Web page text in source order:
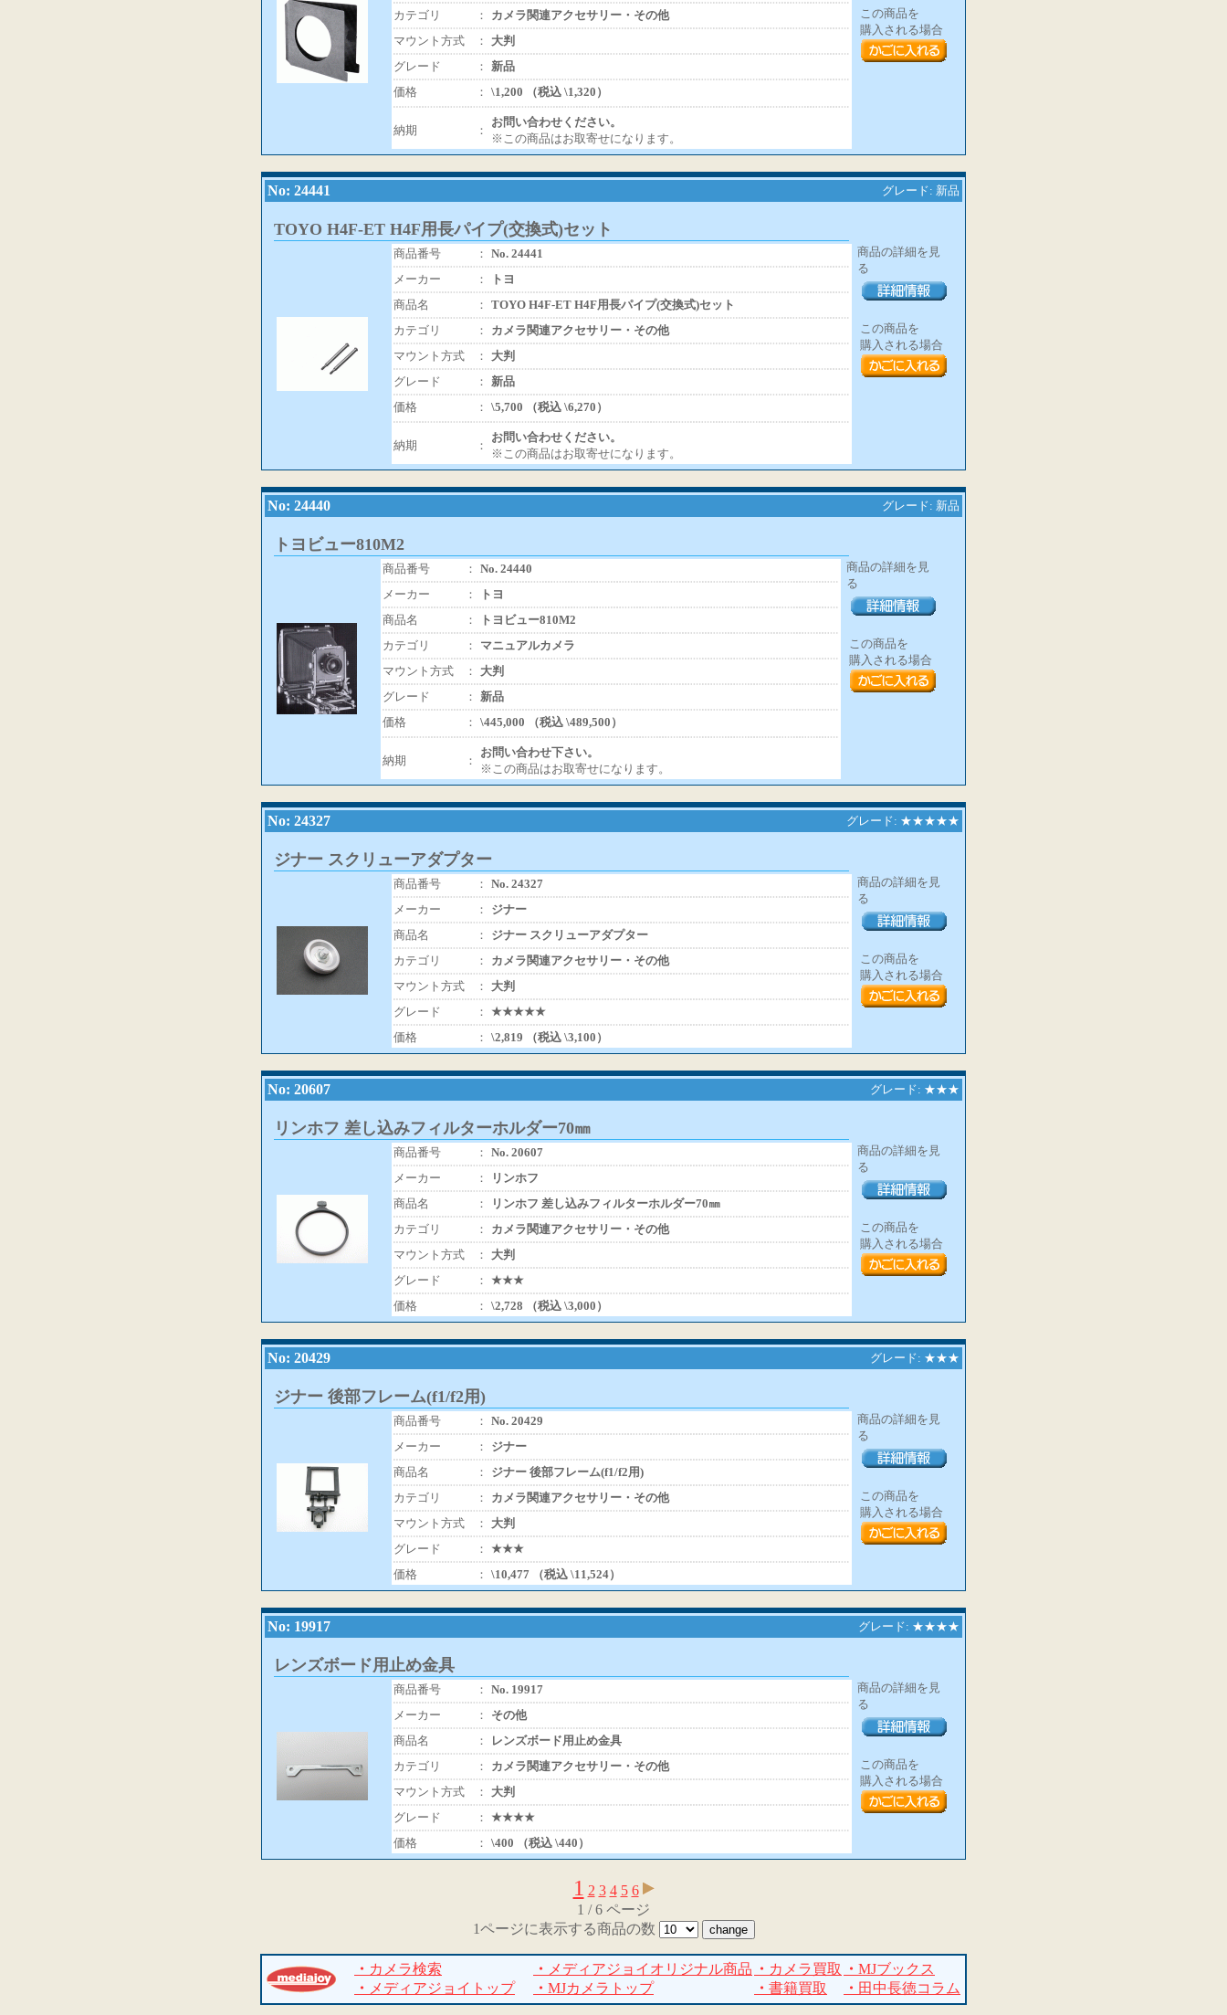
カテゴリ
：
カメラ関連アクセサリー・その他
マウント方式
：
大判
グレード
： 新品
価格
： \1,200 （税込 \1,320）
納期 ：
お問い合わせください。
※この商品はお取寄せになります。
この商品を
購入される場合
No: 24441 グレード: 新品
TOYO H4F-ET H4F用長パイプ(交換式)セット
商品番号 ： No. 24441
メーカー
：
トヨ
商品名
： TOYO H4F-ET H4F用長パイプ(交換式)セット
カテゴリ
：
カメラ関連アクセサリー・その他
マウント方式
：
大判
グレード
： 新品
価格
： \5,700 （税込 \6,270）
納期 ：
お問い合わせください。
※この商品はお取寄せになります。
商品の詳細を見
る
この商品を
購入される場合
No: 24440 グレード: 新品
トヨビュー810M2
商品番号 ： No. 24440
メーカー
：
トヨ
商品名
：
トヨビュー810M2
カテゴリ
：
マニュアルカメラ
マウント方式
：
大判
グレード
： 新品
価格
： \445,000 （税込 \489,500）
納期 ：
お問い合わせ下さい。
※この商品はお取寄せになります。
商品の詳細を見
る
この商品を
購入される場合
No: 24327 グレード: ★★★★★
ジナー スクリューアダプター
商品番号 ： No. 24327
メーカー
：
ジナー
商品名
：
ジナー スクリューアダプター
カテゴリ
：
カメラ関連アクセサリー・その他
マウント方式
：
大判
グレード
： ★★★★★
価格
： \2,819 （税込 \3,100）
商品の詳細を見
る
この商品を
購入される場合
No: 20607 グレード: ★★★
リンホフ 差し込みフィルターホルダー70㎜
商品番号 ： No. 20607
メーカー
：
リンホフ
商品名
：
リンホフ 差し込みフィルターホルダー70㎜
カテゴリ
：
カメラ関連アクセサリー・その他
マウント方式
：
大判
グレード
： ★★★
価格
： \2,728 （税込 \3,000）
商品の詳細を見
る
この商品を
購入される場合
No: 20429 グレード: ★★★
ジナー 後部フレーム(f1/f2用)
商品番号 ： No. 20429
メーカー
：
ジナー
商品名
：
ジナー 後部フレーム(f1/f2用)
カテゴリ
：
カメラ関連アクセサリー・その他
マウント方式
：
大判
グレード
： ★★★
価格
： \10,477 （税込 \11,524）
商品の詳細を見
る
この商品を
購入される場合
No: 19917 グレード: ★★★★
レンズボード用止め金具
商品番号 ： No. 19917
メーカー
：
その他
商品名
：
レンズボード用止め金具
カテゴリ
：
カメラ関連アクセサリー・その他
マウント方式
：
大判
グレード
： ★★★★
価格
： \400 （税込 \440）
商品の詳細を見
る
この商品を
購入される場合
1 2 3 4 5 6
1 / 6 ページ
1ページに表示する商品の数
・ カメラ検索 ・ メディアジョイオリジナル商品 ・ カメラ買取 ・ MJブックス
・ メディアジョイトップ ・ MJカメラトップ ・ 書籍買取 ・ 田中長徳コラム